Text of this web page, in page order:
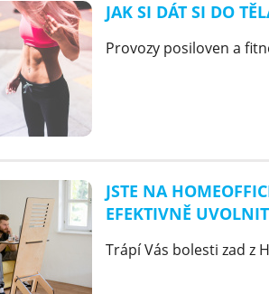
JAK SI DÁT SI DO
Provozy posiloven a
JSTE NA
EFEKTIVNĚ
Trápí Vás bolesti zad z